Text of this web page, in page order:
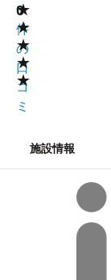
★
★
★
★
★
0
0
件
の
口
コ
ミ
施設情報